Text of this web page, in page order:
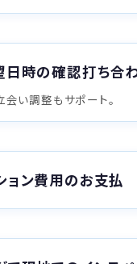
日時の確認打ち合
い調整もサポート。
ョン費用のお支払